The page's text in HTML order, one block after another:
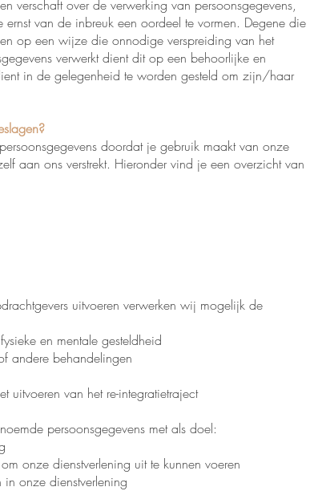
verschaft over de verwerking van persoonsgegevens,
van de inbreuk een oordeel te vormen. Degene die
op een wijze die onnodige verspreiding van het
verwerkt dient dit op een behoorlijke en
in de gelegenheid te worden gesteld om zijn/haar
doordat je gebruik maakt van onze
aan ons verstrekt. Hieronder vind je een overzicht van
uitvoeren verwerken wij mogelijk de
en mentale gesteldheid
andere behandelingen
van het re-integratietraject
persoonsgegevens met als doel:
onze dienstverlening uit te kunnen voeren
in onze dienstverlening